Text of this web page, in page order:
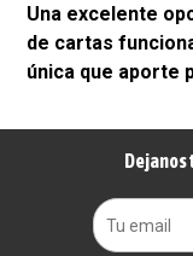
Una excelente
de cartas
única que aporte
Dejanos